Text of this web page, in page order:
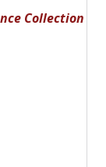
Collection